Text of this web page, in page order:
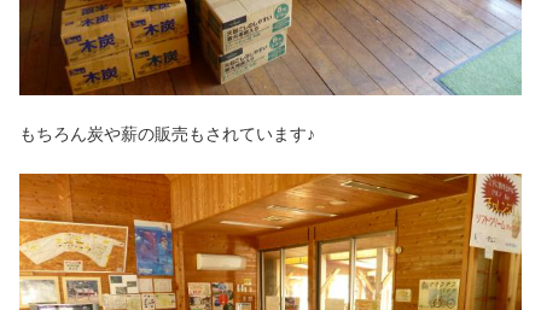
もちろん炭や薪の販売もされています♪